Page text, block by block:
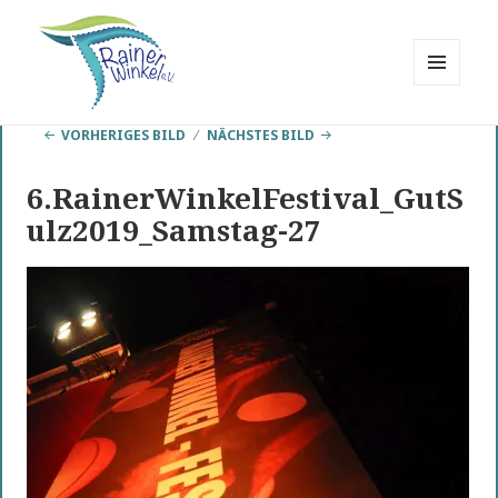
Rainer Winkel
VORHERIGES BILD NÄCHSTES BILD
6.RainerWinkelFestival_GutS
ulz2019_Samstag-27